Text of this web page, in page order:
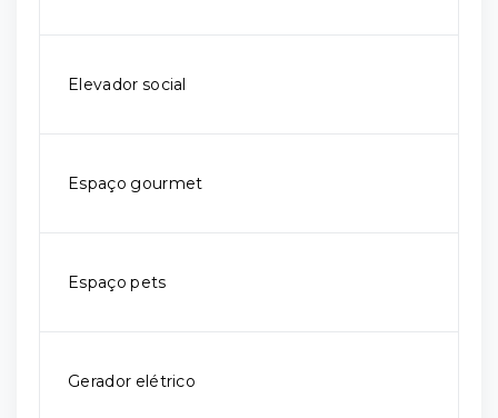
Elevador social
Espaço gourmet
Espaço pets
Gerador elétrico